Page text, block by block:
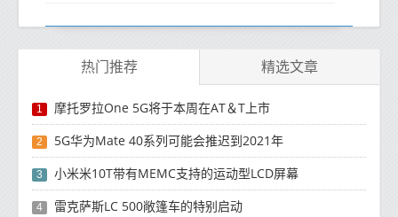
热门推荐 精选文章
1 摩托罗拉One 5G将于本周在AT＆T上市
2 5G华为Mate 40系列可能会推迟到2021年
3 小米米10T带有MEMC支持的运动型LCD屏幕
4 雷克萨斯LC 500敞篷车的特别启动